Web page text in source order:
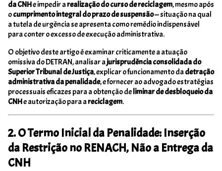
da CNHe impedir arealização do curso de reciclagem, mesmo após
ocumprimento integral do prazo de suspensão— situação na qual
a tutela de urgência se apresenta como remédio indispensável
para conter o excesso de execução administrativa.
O objetivo deste artigo é examinar criticamente a atuação
omissiva do DETRAN, analisar ajurisprudência consolidada do
Superior Tribunal de Justiça, explicar o funcionamento dadetração
administrativa da penalidade, e fornecer ao advogado estratégias
processuais eficazes para a obtenção deliminar de desbloqueio da
CNHe autorização para areciclagem.
2. O Termo Inicial da Penalidade: Inserção
da Restrição no RENACH, Não a Entrega da
CNH